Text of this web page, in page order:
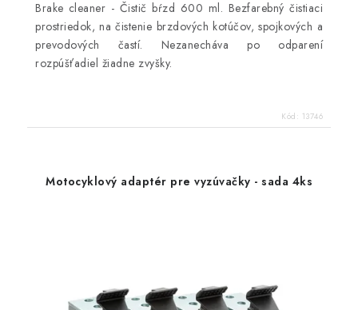
Brake cleaner - Čistič bŕzd 600 ml. Bezfarebný čistiaci
prostriedok, na čistenie brzdových kotúčov, spojkových a
prevodových častí. Nezanecháva po odparení
rozpúšťadiel žiadne zvyšky.
Kód: 13746
Motocyklový adaptér pre vyzúvačky - sada 4ks